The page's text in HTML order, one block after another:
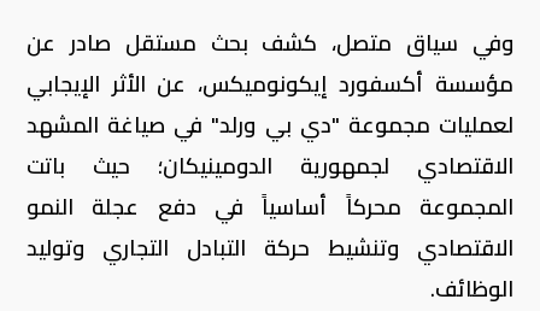
وفي سياق متصل، كشف بحث مستقل صادر عن
مؤسسة أكسفورد إيكونوميكس، عن الأثر الإيجابي
لعمليات مجموعة "دي بي ورلد" في صياغة المشهد
الاقتصادي لجمهورية الدومينيكان؛ حيث باتت
المجموعة محركاً أساسياً في دفع عجلة النمو
الاقتصادي وتنشيط حركة التبادل التجاري وتوليد
الوظائف.